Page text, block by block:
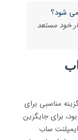
می شود؟
خود مستعد
مناسبی برای
برای جایگزین
ساب